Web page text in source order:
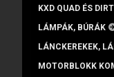
KXD QUAD ÉS
LÁMPÁK, BÚRÁK
LÁNCKEREKEK,
MOTORBLOKK